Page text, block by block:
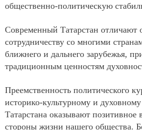
общественно-политическую
Современный Татарстан отличают
сотрудничеству со многими
ближнего и дальнего зарубежья,
традиционным ценностям
Преемственность политического
историко-культурному и
Татарстана оказывают позитивное
стороны жизни нашего общества.